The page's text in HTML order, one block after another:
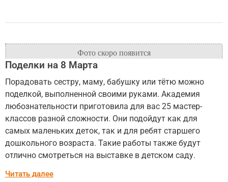
Поделки на 8 Марта
Порадовать сестру, маму, бабушку или тётю можно
поделкой, выполненной своими руками. Академия
любознательности приготовила для вас 25 мастер-
классов разной сложности. Они подойдут как для
самых маленьких деток, так и для ребят старшего
дошкольного возраста. Такие работы также будут
отлично смотреться на выставке в детском саду.
Читать далее